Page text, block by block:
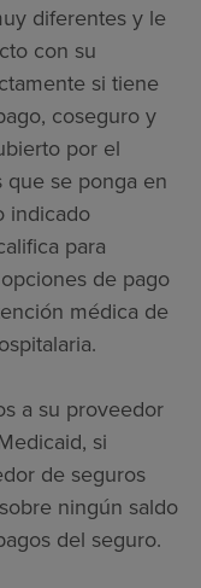
diferentes y le
con su
si tiene
coseguro y
por el
se ponga en
indicado
para
de pago
médica de
a su proveedor
si
de seguros
ningún saldo
del seguro.